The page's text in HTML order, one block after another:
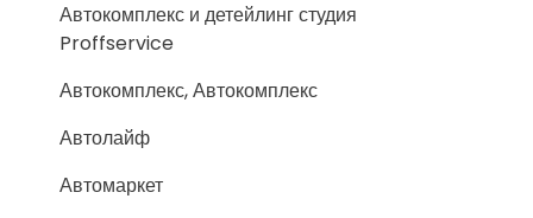
Автокомплекс и детейлинг студия
Proffservice
Автокомплекс, Автокомплекс
Автолайф
Автомаркет